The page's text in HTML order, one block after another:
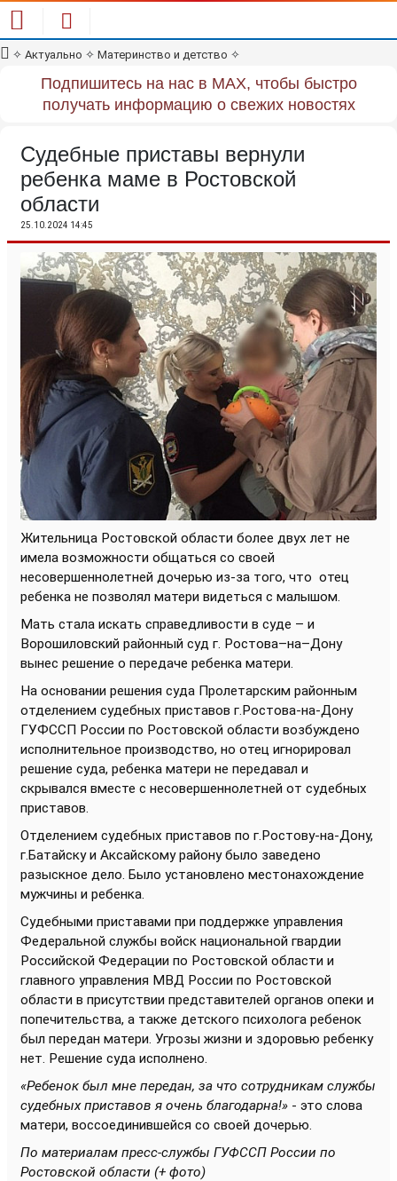
✧ Актуально ✧ Материнство и детство ✧
Подпишитесь на нас в MAX, чтобы быстро
получать информацию о свежих новостях
Судебные приставы вернули
ребенка маме в Ростовской
области
25.10.2024 14:45
Жительница Ростовской области более двух лет не
имела возможности общаться со своей
несовершеннолетней дочерью из-за того, что отец
ребенка не позволял матери видеться с малышом.
Мать стала искать справедливости в суде – и
Ворошиловский районный суд г. Ростова–на–Дону
вынес решение о передаче ребенка матери.
На основании решения суда Пролетарским районным
отделением судебных приставов г.Ростова-на-Дону
ГУФССП России по Ростовской области возбуждено
исполнительное производство, но отец игнорировал
решение суда, ребенка матери не передавал и
скрывался вместе с несовершеннолетней от судебных
приставов.
Отделением судебных приставов по г.Ростову-на-Дону,
г.Батайску и Аксайскому району было заведено
разыскное дело. Было установлено местонахождение
мужчины и ребенка.
Судебными приставами при поддержке управления
Федеральной службы войск национальной гвардии
Российской Федерации по Ростовской области и
главного управления МВД России по Ростовской
области в присутствии представителей органов опеки и
попечительства, а также детского психолога ребенок
был передан матери. Угрозы жизни и здоровью ребенку
нет. Решение суда исполнено.
«Ребенок был мне передан, за что сотрудникам службы
судебных приставов я очень благодарна!» - это слова
матери, воссоединившейся со своей дочерью.
По материалам пресс-службы ГУФССП России по
Ростовской области (+ фото)